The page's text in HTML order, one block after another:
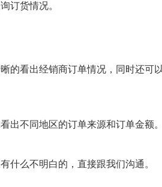
订货情况。
的看出经销商订单情况，同时还可
出不同地区的订单来源和订单金额。
什么不明白的，直接跟我们沟通。